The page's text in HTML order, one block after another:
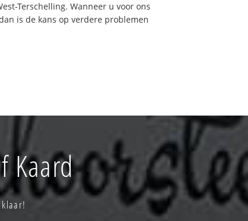
Terschelling. Wanneer u voor ons
is de kans op verdere problemen
Kaard